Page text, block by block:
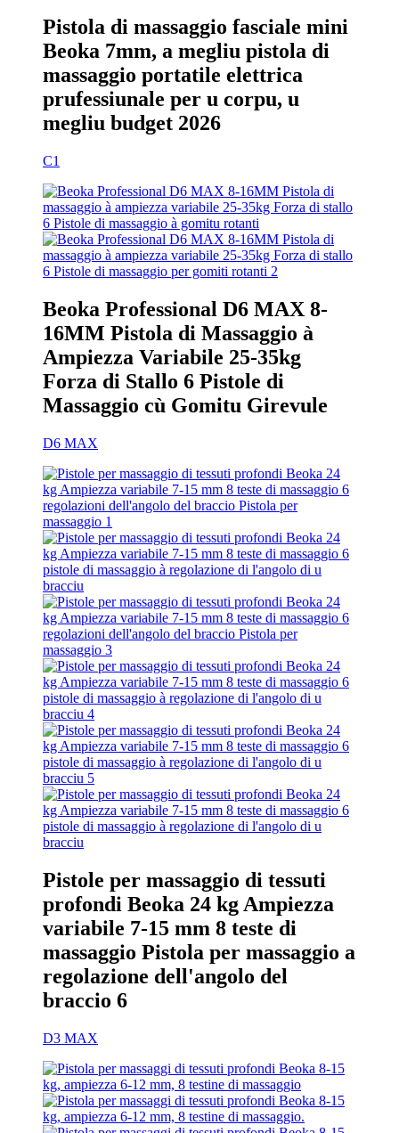
Pistola di massaggio fasciale mini
Beoka 7mm, a megliu pistola di
massaggio portatile elettrica
prufessiunale per u corpu, u
megliu budget 2026
C1
Beoka Professional D6 MAX 8-
16MM Pistola di Massaggio à
Ampiezza Variabile 25-35kg
Forza di Stallo 6 Pistole di
Massaggio cù Gomitu Girevule
D6 MAX
Pistole per massaggio di tessuti
profondi Beoka 24 kg Ampiezza
variabile 7-15 mm 8 teste di
massaggio Pistola per massaggio a
regolazione dell'angolo del
braccio 6
D3 MAX